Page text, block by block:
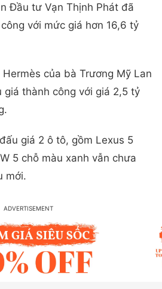
Đầu tư Vạn Thịnh Phát đã
với mức giá hơn 16,6 tỷ
của bà Trương Mỹ Lan
thành công với giá 2,5 tỷ
giá 2 ô tô, gồm Lexus 5
5 chỗ màu xanh vẫn chưa
mới.